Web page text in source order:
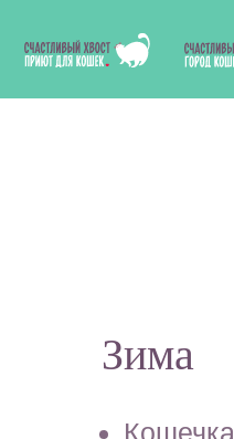
Зима
Кошечка